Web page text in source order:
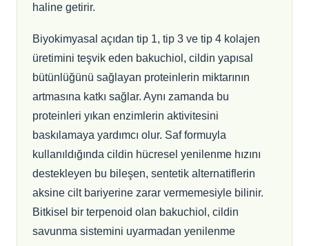
haline getirir.
Biyokimyasal açıdan tip 1, tip 3 ve tip 4 kolajen
üretimini teşvik eden bakuchiol, cildin yapısal
bütünlüğünü sağlayan proteinlerin miktarının
artmasına katkı sağlar. Aynı zamanda bu
proteinleri yıkan enzimlerin aktivitesini
baskılamaya yardımcı olur. Saf formuyla
kullanıldığında cildin hücresel yenilenme hızını
destekleyen bu bileşen, sentetik alternatiflerin
aksine cilt bariyerine zarar vermemesiyle bilinir.
Bitkisel bir terpenoid olan bakuchiol, cildin
savunma sistemini uyarmadan yenilenme